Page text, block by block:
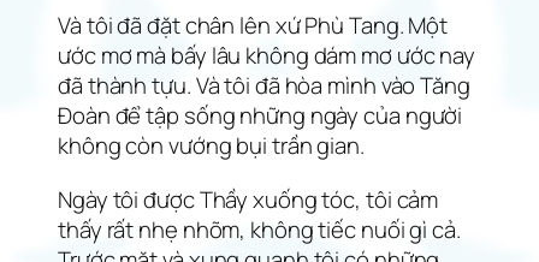
Và tôi đã đặt chân lên xứ Phù Tang. Một
ước mơ mà bấy lâu không dám mơ ước nay
đã thành tựu. Và tôi đã hòa mình vào Tăng
Đoàn để tập sống những ngày của người
không còn vướng bụi trần gian.
Ngày tôi được Thầy xuống tóc, tôi cảm
thấy rất nhẹ nhõm, không tiếc nuối gì cả.